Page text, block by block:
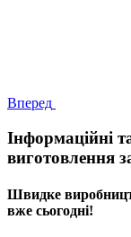
Вперед
Інформаційні
виготовлення
Швидке
вже сьогодні!